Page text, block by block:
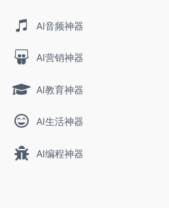
AI音频神器
AI营销神器
AI教育神器
AI生活神器
AI编程神器